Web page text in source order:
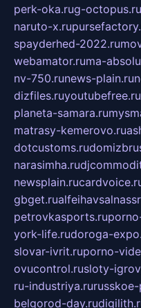
perk-oka.rug-octopus.ru
naruto-x.ru
spayderhed-2022.ru
webamator.ruma-
nv-750.runews-plain.ru
dizfiles.ruyoutubefree.ru
planeta-samara.ru
matrasy-kemerovo.ru
dotcustoms.ru
narasimha.ru
newsplain.ru
gbget.ru
petrovkasports.ru
york-life.rudoroga-
slovar-ivrit.ruporno-
ovucontrol.rusloty-
ru-industriya.ru
belgorod-day.ru